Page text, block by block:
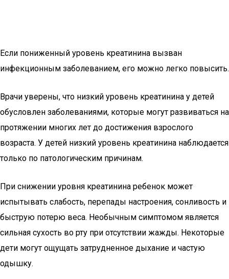
Если пониженный уровень креатинина вызван
инфекционным заболеванием, его можно легко повысить.
Врачи уверены, что низкий уровень креатинина у детей
обусловлен заболеваниями, которые могут развиваться на
протяжении многих лет до достижения взрослого
возраста. У детей низкий уровень креатинина наблюдается
только по патологическим причинам.
При снижении уровня креатинина ребенок может
испытывать слабость, перепады настроения, сонливость и
быструю потерю веса. Необычным симптомом является
сильная сухость во рту при отсутствии жажды. Некоторые
дети могут ощущать затрудненное дыхание и частую
одышку.